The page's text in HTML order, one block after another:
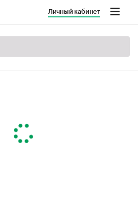
Личный кабинет